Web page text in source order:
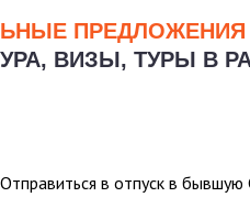
ПРЕДЛОЖЕНИЯ
ВИЗЫ, ТУРЫ В
в отпуск в бывшую